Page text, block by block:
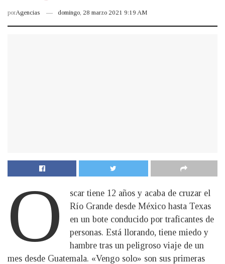
porAgencias domingo, 28 marzo 2021 9:19 AM
O
scar tiene 12 años y acaba de cruzar el
Río Grande desde México hasta Texas
en un bote conducido por traficantes de
personas. Está llorando, tiene miedo y
hambre tras un peligroso viaje de un
mes desde Guatemala. «Vengo solo» son sus primeras